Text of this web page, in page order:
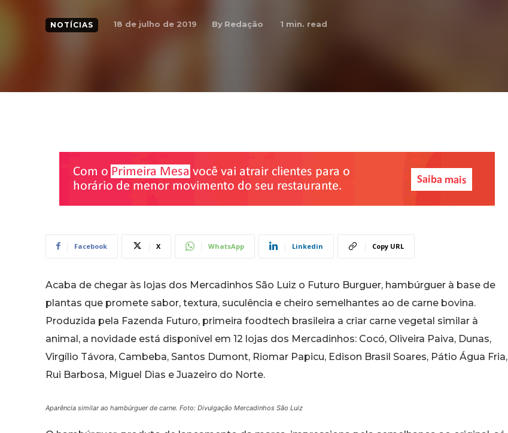
NOTÍCIAS 18 de julho de 2019 By Redação 1 min. read
Facebook X WhatsApp Linkedin Copy URL
Acaba de chegar às lojas dos Mercadinhos São Luiz o Futuro Burguer, hambúrguer à base de
plantas que promete sabor, textura, suculência e cheiro semelhantes ao de carne bovina.
Produzida pela Fazenda Futuro, primeira foodtech brasileira a criar carne vegetal similar à
animal, a novidade está disponível em 12 lojas dos Mercadinhos: Cocó, Oliveira Paiva, Dunas,
Virgílio Távora, Cambeba, Santos Dumont, Riomar Papicu, Edison Brasil Soares, Pátio Água Fria,
Rui Barbosa, Miguel Dias e Juazeiro do Norte.
Aparência similar ao hambúrguer de carne. Foto: Divulgação Mercadinhos São Luiz